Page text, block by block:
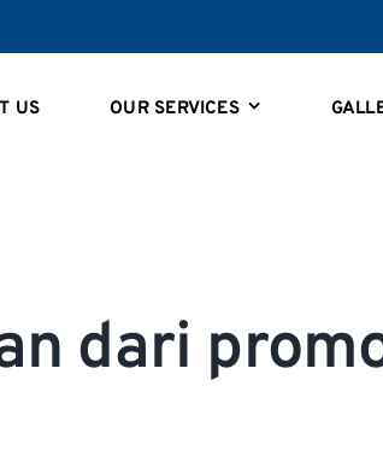
US OUR SERVICES
dari